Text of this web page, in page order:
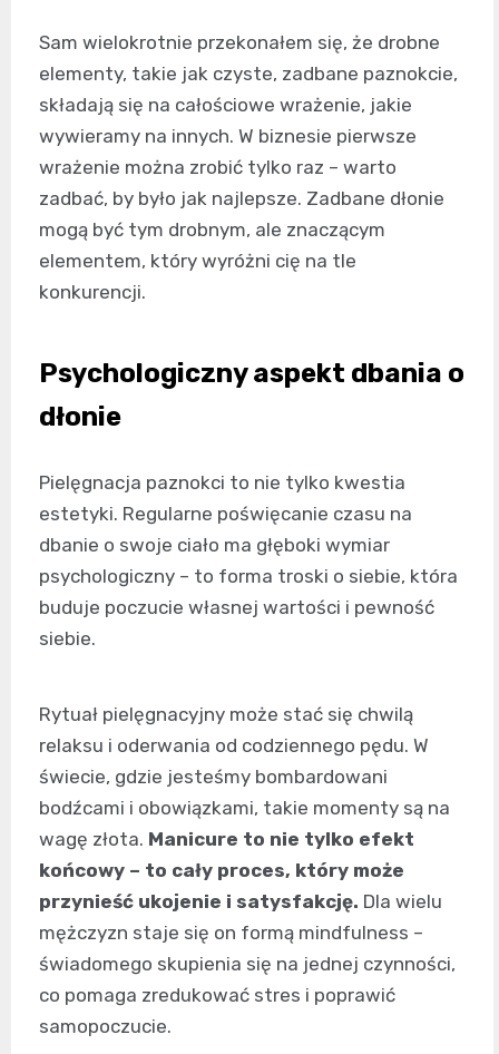
Sam wielokrotnie przekonałem się, że drobne
elementy, takie jak czyste, zadbane paznokcie,
składają się na całościowe wrażenie, jakie
wywieramy na innych. W biznesie pierwsze
wrażenie można zrobić tylko raz – warto
zadbać, by było jak najlepsze. Zadbane dłonie
mogą być tym drobnym, ale znaczącym
elementem, który wyróżni cię na tle
konkurencji.
Psychologiczny aspekt dbania o
dłonie
Pielęgnacja paznokci to nie tylko kwestia
estetyki. Regularne poświęcanie czasu na
dbanie o swoje ciało ma głęboki wymiar
psychologiczny – to forma troski o siebie, która
buduje poczucie własnej wartości i pewność
siebie.
Rytuał pielęgnacyjny może stać się chwilą
relaksu i oderwania od codziennego pędu. W
świecie, gdzie jesteśmy bombardowani
bodźcami i obowiązkami, takie momenty są na
wagę złota. Manicure to nie tylko efekt
końcowy – to cały proces, który może
przynieść ukojenie i satysfakcję. Dla wielu
mężczyzn staje się on formą mindfulness –
świadomego skupienia się na jednej czynności,
co pomaga zredukować stres i poprawić
samopoczucie.